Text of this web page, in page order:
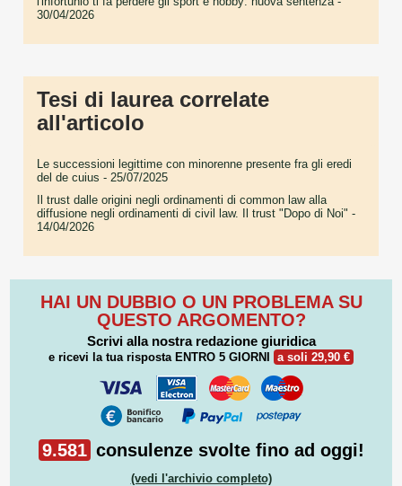
30/04/2026
Tesi di laurea correlate
all'articolo
Le successioni legittime con minorenne presente fra gli eredi
del de cuius - 25/07/2025
Il trust dalle origini negli ordinamenti di common law alla
diffusione negli ordinamenti di civil law. Il trust "Dopo di Noi" -
14/04/2026
HAI UN DUBBIO O UN PROBLEMA SU
QUESTO ARGOMENTO?
Scrivi alla nostra redazione giuridica
e ricevi la tua risposta ENTRO 5 GIORNI a soli 29,90 €
9.581 consulenze svolte fino ad oggi!
(vedi l'archivio completo)